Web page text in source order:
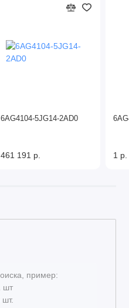
6AG4104-5JG14-2AD0
461 191 р. 1 р.